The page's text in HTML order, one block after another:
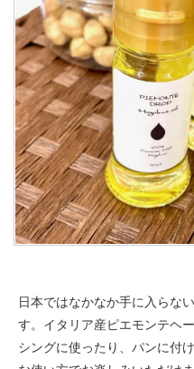
日本ではなかなか手に入らな
す。イタリア産ピエモンテヘ
シングに使ったり、パンに付